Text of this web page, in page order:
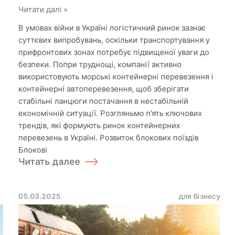
5
у
контейнерній
логістиці:
як
вони
змінюють
ринок
України
Читати далі »
В умовах війни в Україні логістичний ринок зазнає
суттєвих випробувань, оскільки транспортування у
прифронтових зонах потребує підвищеної уваги до
безпеки. Попри труднощі, компанії активно
використовують морські контейнерні перевезення і
контейнерні автоперевезення, щоб зберігати
стабільні ланцюги постачання в нестабільній
економічній ситуації. Розгляньмо п’ять ключових
трендів, які формують ринок контейнерних
перевезень в Україні. Розвиток блокових поїздів
Блокові
Читать далее
05.03.2025 для бізнесу